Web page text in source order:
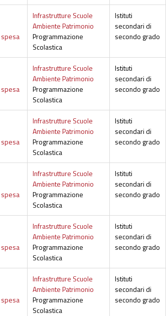
Infrastrutture Scuole
Ambiente Patrimonio
Programmazione
Scolastica
Istituti
secondari di
secondo grado
Infrastrutture Scuole
Ambiente Patrimonio
Programmazione
Scolastica
Istituti
secondari di
secondo grado
Infrastrutture Scuole
Ambiente Patrimonio
Programmazione
Scolastica
Istituti
secondari di
secondo grado
Infrastrutture Scuole
Ambiente Patrimonio
Programmazione
Scolastica
Istituti
secondari di
secondo grado
Infrastrutture Scuole
Ambiente Patrimonio
Programmazione
Scolastica
Istituti
secondari di
secondo grado
Infrastrutture Scuole
Ambiente Patrimonio
Programmazione
Scolastica
Istituti
secondari di
secondo grado